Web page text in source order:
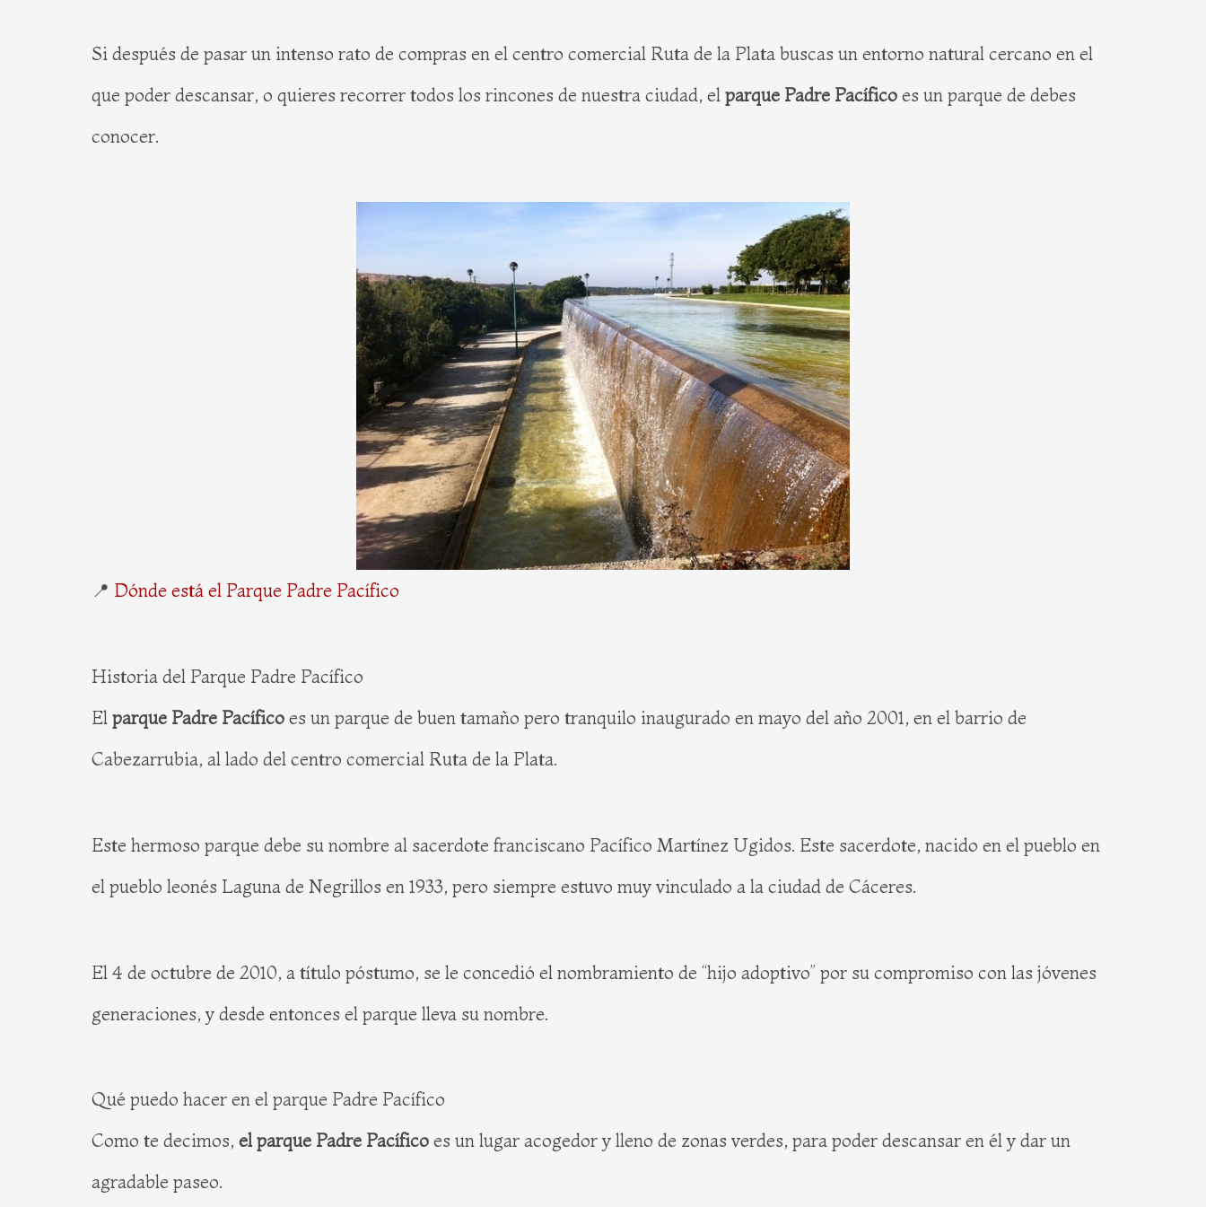
Si después de pasar un intenso rato de compras en el centro comercial Ruta de la Plata buscas un entorno natural cercano en el
que poder descansar, o quieres recorrer todos los rincones de nuestra ciudad, el parque Padre Pacífico es un parque de debes
conocer.
📍 Dónde está el Parque Padre Pacífico
Historia del Parque Padre Pacífico
El parque Padre Pacífico es un parque de buen tamaño pero tranquilo inaugurado en mayo del año 2001, en el barrio de
Cabezarrubia, al lado del centro comercial Ruta de la Plata.
Este hermoso parque debe su nombre al sacerdote franciscano Pacífico Martínez Ugidos. Este sacerdote, nacido en el pueblo en
el pueblo leonés Laguna de Negrillos en 1933, pero siempre estuvo muy vinculado a la ciudad de Cáceres.
El 4 de octubre de 2010, a título póstumo, se le concedió el nombramiento de “hijo adoptivo” por su compromiso con las jóvenes
generaciones, y desde entonces el parque lleva su nombre.
Qué puedo hacer en el parque Padre Pacífico
Como te decimos, el parque Padre Pacífico es un lugar acogedor y lleno de zonas verdes, para poder descansar en él y dar un
agradable paseo.